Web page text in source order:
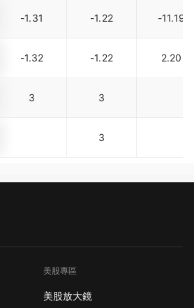
-1.31 -1.22 -11.19
-1.32 -1.22 2.20
3 3
3
美股專區
美股放大鏡